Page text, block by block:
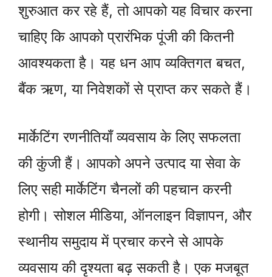
शुरुआत कर रहे हैं, तो आपको यह विचार करना
चाहिए कि आपको प्रारंभिक पूंजी की कितनी
आवश्यकता है। यह धन आप व्यक्तिगत बचत,
बैंक ऋण, या निवेशकों से प्राप्त कर सकते हैं।
मार्केटिंग रणनीतियाँ व्यवसाय के लिए सफलता
की कुंजी हैं। आपको अपने उत्पाद या सेवा के
लिए सही मार्केटिंग चैनलों की पहचान करनी
होगी। सोशल मीडिया, ऑनलाइन विज्ञापन, और
स्थानीय समुदाय में प्रचार करने से आपके
व्यवसाय की दृश्यता बढ़ सकती है। एक मजबूत